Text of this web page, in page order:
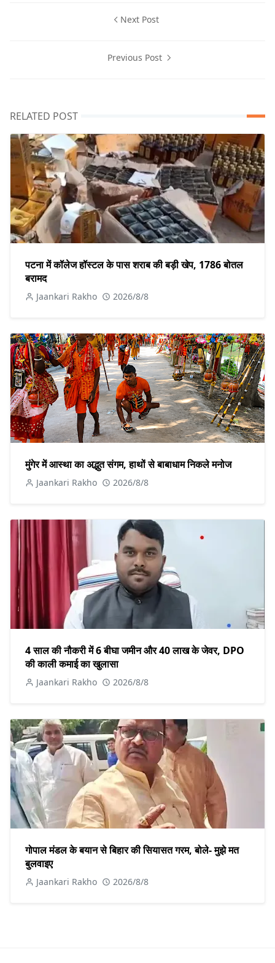
Next Post
Previous Post
RELATED POST
पटना में कॉलेज हॉस्टल के पास शराब की बड़ी खेप, 1786 बोतल
बरामद
Jaankari Rakho 2026/8/8
मुंगेर में आस्था का अद्भुत संगम, हाथों से बाबाधाम निकले मनोज
Jaankari Rakho 2026/8/8
4 साल की नौकरी में 6 बीघा जमीन और 40 लाख के जेवर, DPO
की काली कमाई का खुलासा
Jaankari Rakho 2026/8/8
गोपाल मंडल के बयान से बिहार की सियासत गरम, बोले- मुझे मत
बुलवाइए
Jaankari Rakho 2026/8/8